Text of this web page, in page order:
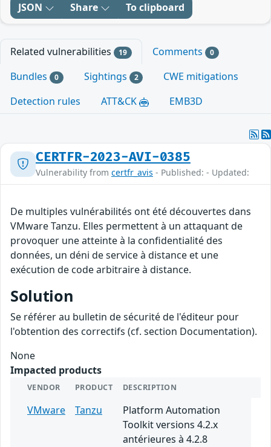
JSON Share To clipboard
Related vulnerabilities 19 Comments 0
Bundles 0 Sightings 2
CWE mitigations
Detection rules
ATT&CK EMB3D
CERTFR-2023-AVI-0385
Vulnerability from certfr_avis - Published: - Updated:
De multiples vulnérabilités ont été découvertes dans
VMware Tanzu. Elles permettent à un attaquant de
provoquer une atteinte à la confidentialité des
données, un déni de service à distance et une
exécution de code arbitraire à distance.
Solution
Se référer au bulletin de sécurité de l'éditeur pour
l'obtention des correctifs (cf. section Documentation).
None
Impacted products
VENDOR PRODUCT DESCRIPTION
VMware Tanzu
Platform Automation
Toolkit versions 4.2.x
antérieures à 4.2.8